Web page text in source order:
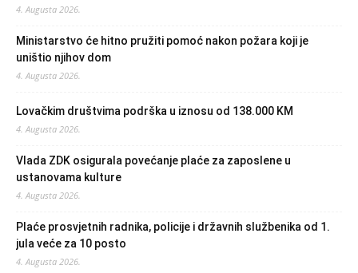
4. Augusta 2026.
Ministarstvo će hitno pružiti pomoć nakon požara koji je
uništio njihov dom
4. Augusta 2026.
Lovačkim društvima podrška u iznosu od 138.000 KM
4. Augusta 2026.
Vlada ZDK osigurala povećanje plaće za zaposlene u
ustanovama kulture
4. Augusta 2026.
Plaće prosvjetnih radnika, policije i državnih službenika od 1.
jula veće za 10 posto
4. Augusta 2026.